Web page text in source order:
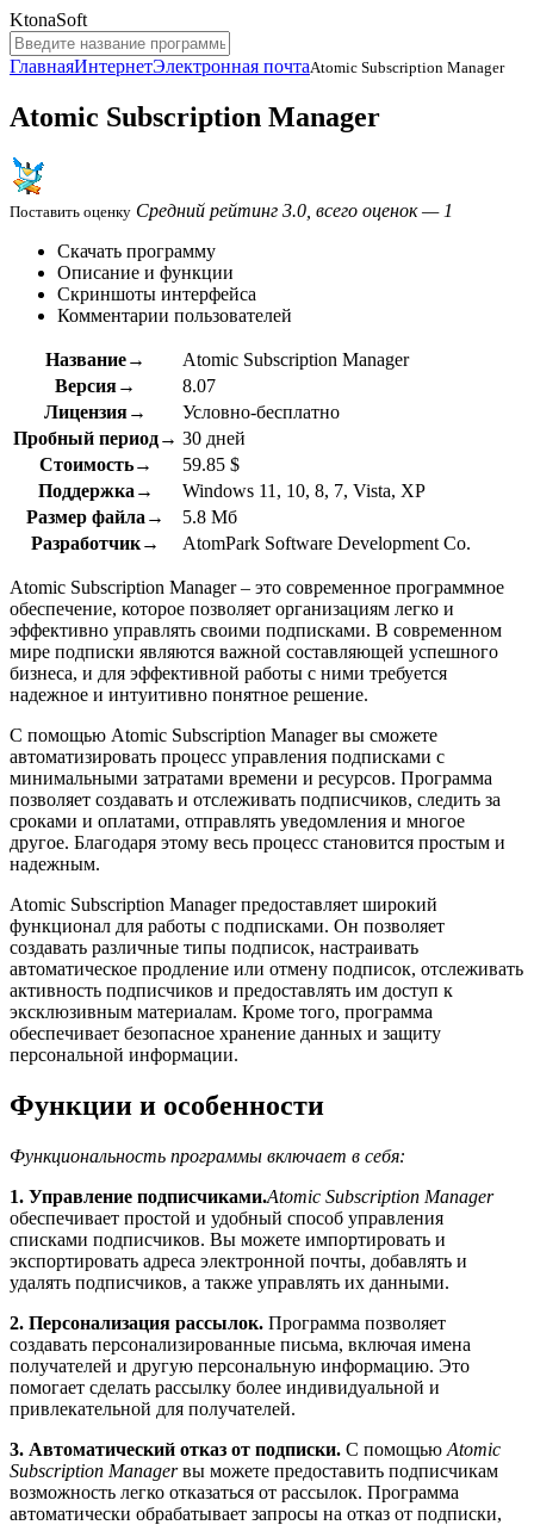
KtonaSoft
ГлавнаяИнтернетЭлектронная почтаAtomic Subscription Manager
Atomic Subscription Manager
Поставить оценку Средний рейтинг 3.0, всего оценок — 1
Скачать программу
Описание и функции
Скриншоты интерфейса
Комментарии пользователей
Название→
Atomic Subscription Manager
Версия→
8.07
Лицензия→
Условно-бесплатно
Пробный период→ 30 дней
Стоимость→
59.85 $
Поддержка→
Windows 11, 10, 8, 7, Vista, XP
Размер файла→
5.8 Мб
Разработчик→
AtomPark Software Development Co.
Atomic Subscription Manager – это современное программное
обеспечение, которое позволяет организациям легко и
эффективно управлять своими подписками. В современном
мире подписки являются важной составляющей успешного
бизнеса, и для эффективной работы с ними требуется
надежное и интуитивно понятное решение.
С помощью Atomic Subscription Manager вы сможете
автоматизировать процесс управления подписками с
минимальными затратами времени и ресурсов. Программа
позволяет создавать и отслеживать подписчиков, следить за
сроками и оплатами, отправлять уведомления и многое
другое. Благодаря этому весь процесс становится простым и
надежным.
Atomic Subscription Manager предоставляет широкий
функционал для работы с подписками. Он позволяет
создавать различные типы подписок, настраивать
автоматическое продление или отмену подписок, отслеживать
активность подписчиков и предоставлять им доступ к
эксклюзивным материалам. Кроме того, программа
обеспечивает безопасное хранение данных и защиту
персональной информации.
Функции и особенности
Функциональность программы включает в себя:
1. Управление подписчиками.Atomic Subscription Manager
обеспечивает простой и удобный способ управления
списками подписчиков. Вы можете импортировать и
экспортировать адреса электронной почты, добавлять и
удалять подписчиков, а также управлять их данными.
2. Персонализация рассылок. Программа позволяет
создавать персонализированные письма, включая имена
получателей и другую персональную информацию. Это
помогает сделать рассылку более индивидуальной и
привлекательной для получателей.
3. Автоматический отказ от подписки. С помощью Atomic
Subscription Managerвы можете предоставить подписчикам
возможность легко отказаться от рассылок. Программа
автоматически обрабатывает запросы на отказ от подписки,